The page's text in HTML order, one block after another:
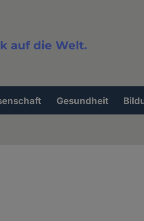
auf die Welt.
Gesundheit